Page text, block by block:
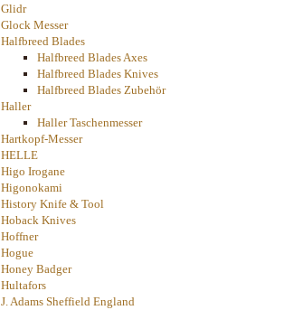
Glidr
Glock Messer
Halfbreed Blades
Halfbreed Blades Axes
Halfbreed Blades Knives
Halfbreed Blades Zubehör
Haller
Haller Taschenmesser
Hartkopf-Messer
HELLE
Higo Irogane
Higonokami
History Knife & Tool
Hoback Knives
Hoffner
Hogue
Honey Badger
Hultafors
J. Adams Sheffield England